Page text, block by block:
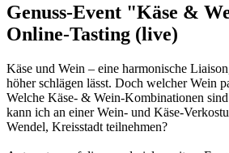
Genuss-Event "Käse &
Online-Tasting (live)
Käse und Wein – eine harmonische
höher schlägen lässt. Doch welcher Wein
Welche Käse- & Wein-Kombinationen
kann ich an einer Wein- und Käse-
Wendel, Kreisstadt teilnehmen?